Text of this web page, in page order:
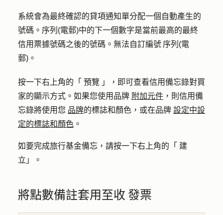
系統會為最終確認的貸項通知單分配一個自動產生的
號碼。序列(電郵)中的下一個數字是當前最高的最終
信用票據號碼之後的號碼。無法自訂編號 序列(電
郵)。
按一下右上角的「 預覽 」，即可查看信用備忘錄對買
家的顯示方式。如果您使用品牌 附加元件 ，則信用備
忘錄將使用您 品牌的標誌和顏色，或在品牌 設定中設
定的標誌和顏色 。
如要完成旅行基金備忘，請按一下右上角的「 建
立 」。
將點數備註套用至收 發票